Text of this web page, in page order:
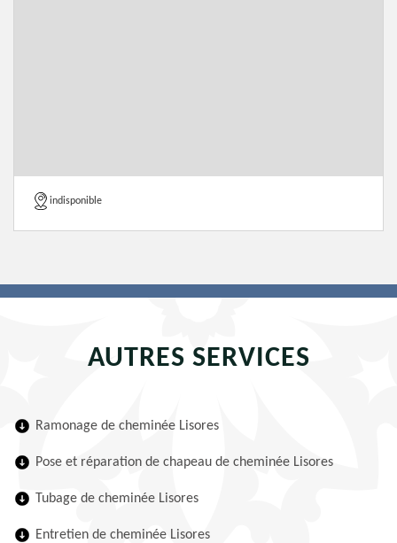
indisponible
AUTRES SERVICES
Ramonage de cheminée Lisores
Pose et réparation de chapeau de cheminée Lisores
Tubage de cheminée Lisores
Entretien de cheminée Lisores